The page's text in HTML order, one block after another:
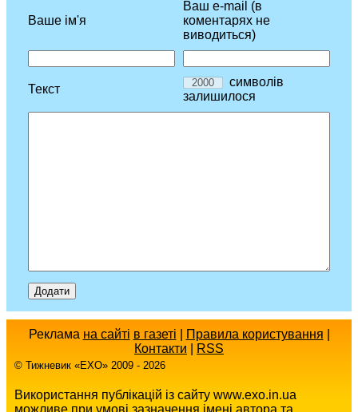
Ваше ім'я
Ваш e-mail (в
коментарях не
виводиться)
Текст
символів
залишилося
Реклама на сайті в газеті Правила користування
Контакти
RSS
© Тижневик «EХO» 2009 - 2026
Використання публікацій із сайту www.exo.in.ua
можливе при умові зазначення імені автора та